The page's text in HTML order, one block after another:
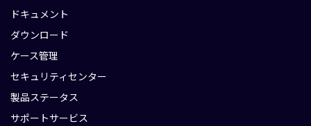
ドキュメント
ダウンロード
ケース管理
セキュリティセンター
製品ステータス
サポートサービス